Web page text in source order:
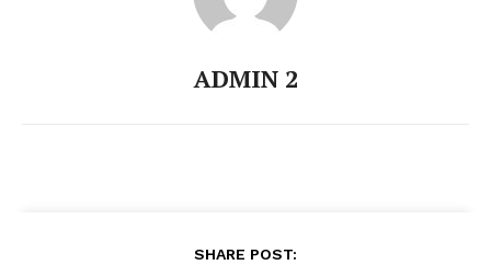
ADMIN 2
SHARE POST: